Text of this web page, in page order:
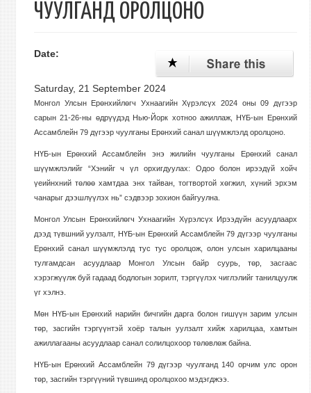
ЧУУЛГАНД ОРОЛЦОНО
Date:
Saturday, 21 September 2024
Монгол Улсын Ерөнхийлөгч Ухнаагийн Хүрэлсүх 2024 оны 09 дүгээр
сарын 21-26-ны өдрүүдэд Нью-Йорк хотноо ажиллаж, НҮБ-ын Ерөнхий
Ассамблейн 79 дүгээр чуулганы Ерөнхий санал шүүмжлэлд оролцоно.
НҮБ-ын Ерөнхий Ассамблейн энэ жилийн чуулганы Ерөнхий санал
шүүмжлэлийг “Хэнийг ч үл орхигдуулах: Одоо болон ирээдүй хойч
үеийнхний төлөө хамтдаа энх тайван, тогтвортой хөгжил, хүний эрхэм
чанарыг дээшлүүлэх нь” сэдвээр зохион байгуулна.
Монгол Улсын Ерөнхийлөгч Ухнаагийн Хүрэлсүх Ирээдүйн асуудлаарх
дээд түвшний уулзалт, НҮБ-ын Ерөнхий Ассамблейн 79 дүгээр чуулганы
Ерөнхий санал шүүмжлэлд тус тус оролцож, олон улсын харилцааны
тулгамдсан асуудлаар Монгол Улсын байр суурь, төр, засгаас
хэрэгжүүлж буй гадаад бодлогын зорилт, тэргүүлэх чиглэлийг танилцуулж
үг хэлнэ.
Мөн НҮБ-ын Ерөнхий нарийн бичгийн дарга болон гишүүн зарим улсын
төр, засгийн тэргүүнтэй хоёр талын уулзалт хийж харилцаа, хамтын
ажиллагааны асуудлаар санал солилцохоор төлөвлөж байна.
НҮБ-ын Ерөнхий Ассамблейн 79 дүгээр чуулганд 140 орчим улс орон
төр, засгийн тэргүүний түвшинд оролцохоо мэдэгджээ.